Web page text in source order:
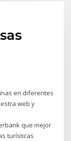
en diferentes
web y
que mejor
turísticas